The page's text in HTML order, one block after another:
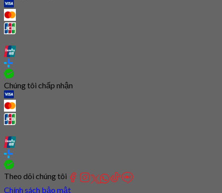
Chúng tôi chấp nhận
Theo dõi chúng tôi
Chính sách bảo mật